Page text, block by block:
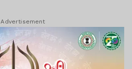
Advertisement